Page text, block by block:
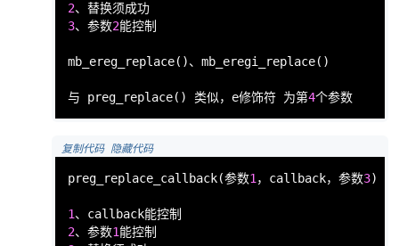
2
3、参数2能控制
mb_ereg_replace()、 mb_eregi_replace()
与 preg_replace() 类似，e修饰符 为第4个参数
复制代码 隐藏代码
preg_replace_callback(参数1 ，callback，参数3
1
2、参数1